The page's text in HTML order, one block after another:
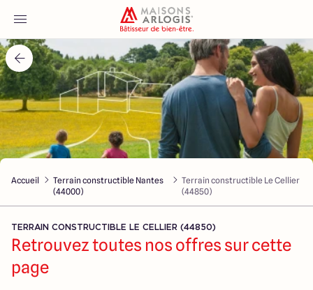
Accueil
Nos maisons
Nos annonces
Votre projet
Qui sommes-nous
Accueil
Terrain constructible Nantes
(44000)
Terrain constructible Le Cellier
(44850)
TERRAIN CONSTRUCTIBLE LE CELLIER (44850)
Retrouvez toutes nos offres sur cette
page